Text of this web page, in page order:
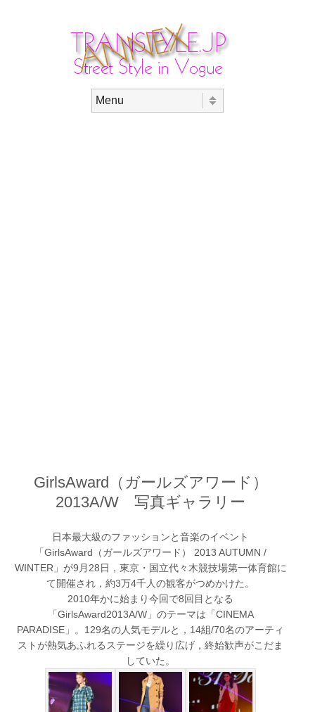
GirlsAward（ガールズアワード）
2013A/W 写真ギャラリー
日本最大級のファッションと音楽のイベント
「GirlsAward（ガールズアワード） 2013 AUTUMN /
WINTER」が9月28日，東京・国立代々木競技場第一体育館に
て開催され，約3万4千人の観客がつめかけた。
2010年かに始まり今回で8回目となる
「GirlsAward2013A/W」のテーマは「CINEMA
PARADISE」。129名の人気モデルと，14組/70名のアーティ
ストが熱気あふれるステージを繰り広げ，終始歓声がこだま
していた。